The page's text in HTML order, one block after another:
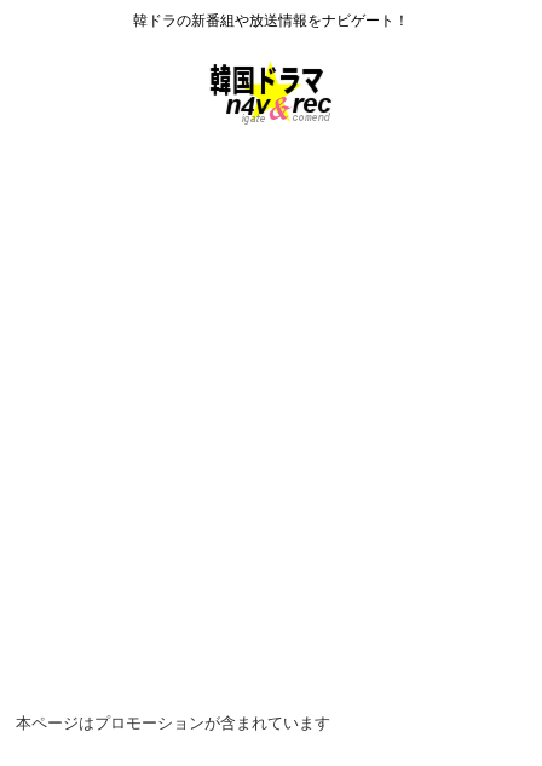
韓ドラの新番組や放送情報をナビゲート！
本ページはプロモーションが含まれています